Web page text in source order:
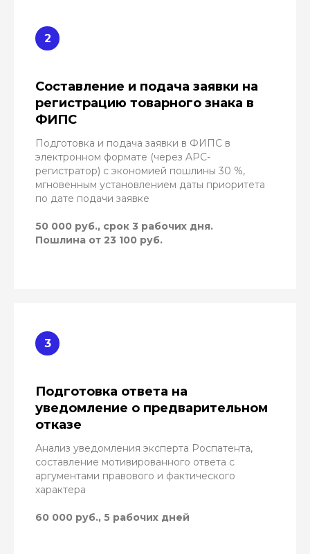
Составление и подача заявки на
регистрацию товарного знака в
ФИПС
Подготовка и подача заявки в ФИПС в
электронном формате (через AРС-
регистратор) с экономией пошлины 30 %,
мгновенным установлением даты приоритета
по дате подачи заявке
50 000 руб., срок 3 рабочих дня.
Пошлина от 23 100 руб.
Подготовка ответа на
уведомление о предварительном
отказе
Анализ уведомления эксперта Роспатента,
составление мотивированного ответа с
аргументами правового и фактического
характера
60 000 руб., 5 рабочих дней